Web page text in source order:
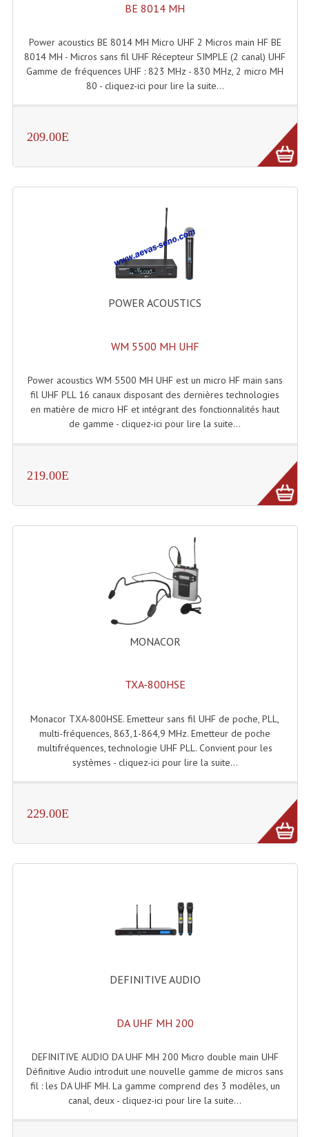
Angles Structure SD250
Angles Structure TRIO290
Cercle Struct Carrée 290
Cercle Struct SCC Carre
Cercle Struct Triangulaire290
Crochets Et Accessoires
Embases Pour Structure
Pendrillon Et Ossature
Pieds De Levage
Structure Et Angles Quatro Deco
Structures
Structures Carrées
Structures, Angles Sd150
Tour De Travail Et Échafaudage
Flight Case Régie
Flight Cases Platine Disque. Lecteurs CD
Flight-Case Pour La Lumière
Meubles DJ
Rack 19" Standard Betonex
Valises Pour Clavier
Rack 19 Pouces Multiplis
BE 8014 MH
Power acoustics BE 8014 MH Micro UHF 2 Micros main HF BE
8014 MH - Micros sans fil UHF Récepteur SIMPLE (2 canal) UHF
Gamme de fréquences UHF : 823 MHz - 830 MHz, 2 micro MH
80 - cliquez-ici pour lire la suite...
209.00E
POWER ACOUSTICS
WM 5500 MH UHF
Power acoustics WM 5500 MH UHF est un micro HF main sans
fil UHF PLL 16 canaux disposant des dernières technologies
en matière de micro HF et intégrant des fonctionnalités haut
de gamme - cliquez-ici pour lire la suite...
219.00E
MONACOR
TXA-800HSE
Monacor TXA-800HSE. Emetteur sans fil UHF de poche, PLL,
multi-fréquences, 863,1-864,9 MHz. Emetteur de poche
multifréquences, technologie UHF PLL. Convient pour les
systèmes - cliquez-ici pour lire la suite...
229.00E
DEFINITIVE AUDIO
DA UHF MH 200
DEFINITIVE AUDIO DA UHF MH 200 Micro double main UHF
Définitive Audio introduit une nouvelle gamme de micros sans
fil : les DA UHF MH. La gamme comprend des 3 modèles, un
canal, deux - cliquez-ici pour lire la suite...